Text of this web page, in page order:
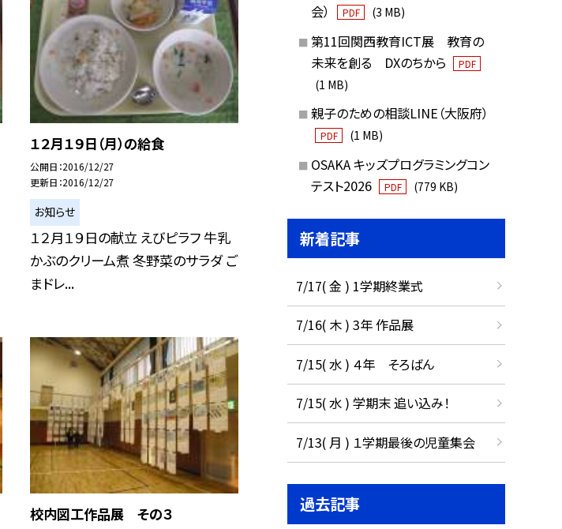
１２月１９日（月）の給食
公開日 2016/12/27
更新日 2016/12/27
お知らせ
１２月１９日の献立 えびピラフ 牛乳
かぶのクリーム煮 冬野菜のサラダ ご
まドレ...
校内図工作品展 その３
会）
PDF (3 MB)
第11回関西教育ICT展 教育の
未来を創る DXのちから
PDF
(1 MB)
親子のための相談LINE（大阪府）
PDF (1 MB)
OSAKA キッズプログラミングコン
テスト2026
PDF (779 KB)
新着記事
7/17( 金 ) 1学期終業式
7/16( 木 ) 3年 作品展
7/15( 水 ) ４年 そろばん
7/15( 水 ) 学期末 追い込み！
7/13( 月 ) １学期最後の児童集会
過去記事